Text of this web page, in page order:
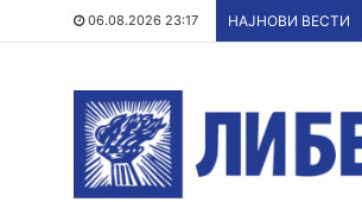
06.08.2026 23:17 НАЈНОВИ ВЕСТИ